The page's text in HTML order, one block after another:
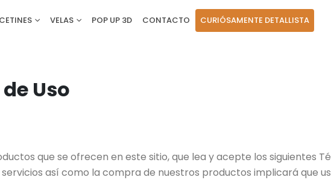
VELAS POP UP 3D CONTACTO CURIÓSAMENTE DETALLISTA
Uso
que se ofrecen en este sitio, que lea y acepte los siguientes
así como la compra de nuestros productos implicará que